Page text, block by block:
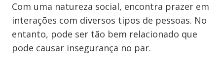
Com uma natureza social, encontra prazer em
interações com diversos tipos de pessoas. No
entanto, pode ser tão bem relacionado que
pode causar insegurança no par.